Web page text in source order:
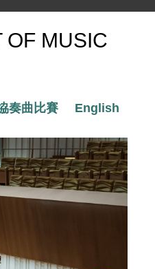
OF MUSIC
奏曲比賽 English